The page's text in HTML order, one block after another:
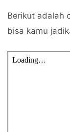
Berikut adalah
bisa kamu